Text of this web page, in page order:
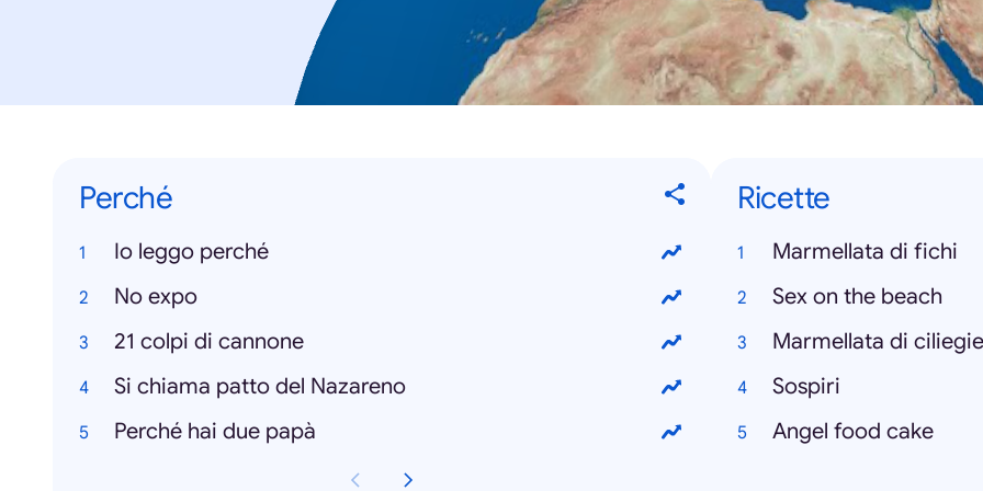
Perché
Io leggo perché
No expo
21 colpi di cannone
Si chiama patto del Nazareno
Perché hai due papà
Ricette
Marmellata di fichi
Sex on the beach
Marmellata di ciliegie
Sospiri
Angel food cake